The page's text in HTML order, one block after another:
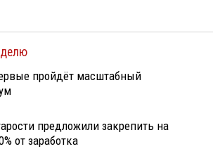
пройдёт масштабный
предложили закрепить на
от заработка